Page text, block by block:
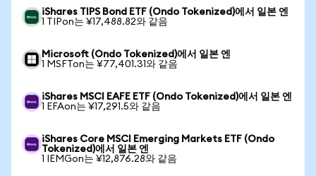
iShares TIPS Bond ETF (Ondo Tokenized)에서 일본 엔
1 TIPon는 ¥17,488.82와 같음
Microsoft (Ondo Tokenized)에서 일본 엔
1 MSFTon는 ¥77,401.31와 같음
iShares MSCI EAFE ETF (Ondo Tokenized)에서 일본 엔
1 EFAon는 ¥17,291.5와 같음
iShares Core MSCI Emerging Markets ETF (Ondo
Tokenized)에서 일본 엔
1 IEMGon는 ¥12,876.28와 같음